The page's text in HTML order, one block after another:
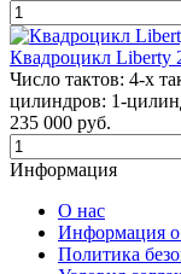
Квадроцикл Liberty
Число тактов: 4-х
цилиндров: 1-
235 000 руб.
Информация
О нас
Информация о
Политика